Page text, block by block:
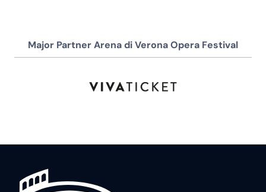
Major Partner Arena di Verona Opera Festival